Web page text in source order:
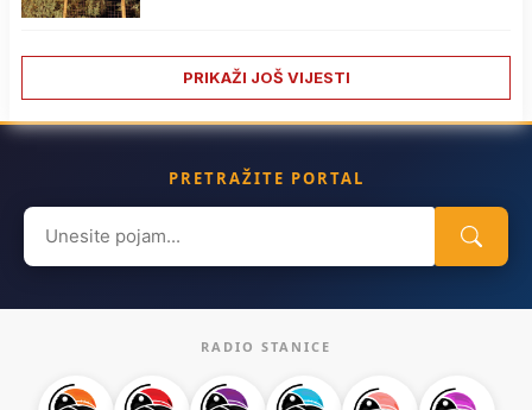
PRIKAŽI JOŠ VIJESTI
PRETRAŽITE PORTAL
Search
for:
RADIO STANICE